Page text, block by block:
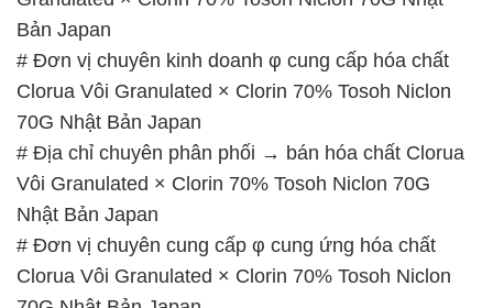
# Địa chỉ chuyên phân phối → bán hóa chất Clorua
Vôi Granulated × Clorin 70% Tosoh Niclon 70G
Nhật Bản Japan
# Đơn vị chuyên cung cấp φ cung ứng hóa chất
Clorua Vôi Granulated × Clorin 70% Tosoh Niclon
70G Nhật Bản Japan
# Phân phối \ cung ứng hóa chất Clorua Vôi
Granulated × Clorin 70% Tosoh Niclon 70G Nhật
Bản Japan
# Cty chuyên cung cấp ♦ cung ứng hóa chất Clorua